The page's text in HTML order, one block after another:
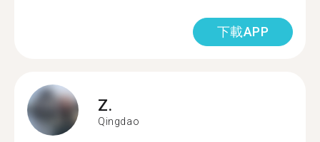
下載APP
Z.
Qingdao